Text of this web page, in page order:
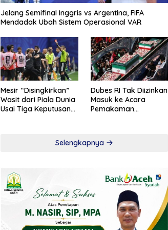
Jelang Semifinal Inggris vs Argentina, FIFA
Mendadak Ubah Sistem Operasional VAR
Mesir “Disingkirkan”
Wasit dari Piala Dunia
Usai Tiga Keputusan
Dubes RI Tak Diizinkan
Masuk ke Acara
Pemakaman
Selengkapnya